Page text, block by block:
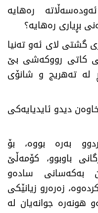
رەهایە
بڕیاری رەهایە؟
گشتی لای ئەو تەنیا
كاتی رووكەشی بێ‌
لە تەهریج و شانۆی
دیدو ئایدیایەكی
بەرە بووە، بۆ
باوبوو، كۆمەڵێ‌
بەكەسانی سادەو
زەرەرو زیانێكی
هونەرە جوانەیان لە